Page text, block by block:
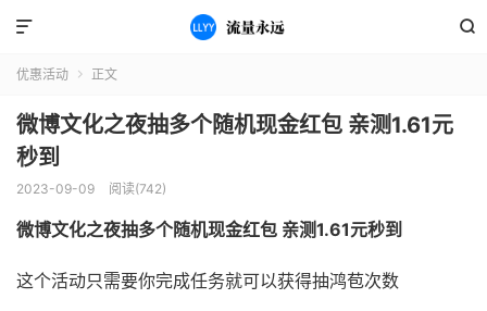


优惠活动  正文
微博文化之夜抽多个随机现金红包 亲测1.61元
秒到
2023-09-09 阅读(742)
微博文化之夜抽多个随机现金红包 亲测1.61元秒到
这个活动只需要你完成任务就可以获得抽鸿苞次数